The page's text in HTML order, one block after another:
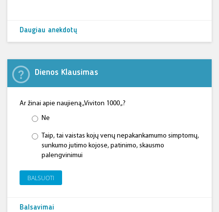
Daugiau anekdotų
Dienos Klausimas
Ar žinai apie naujieną „Viviton 1000 „?
Ne
Taip, tai vaistas kojų venų nepakankamumo simptomų,
sunkumo jutimo kojose, patinimo, skausmo
palengvinimui
BALSUOTI
Balsavimai